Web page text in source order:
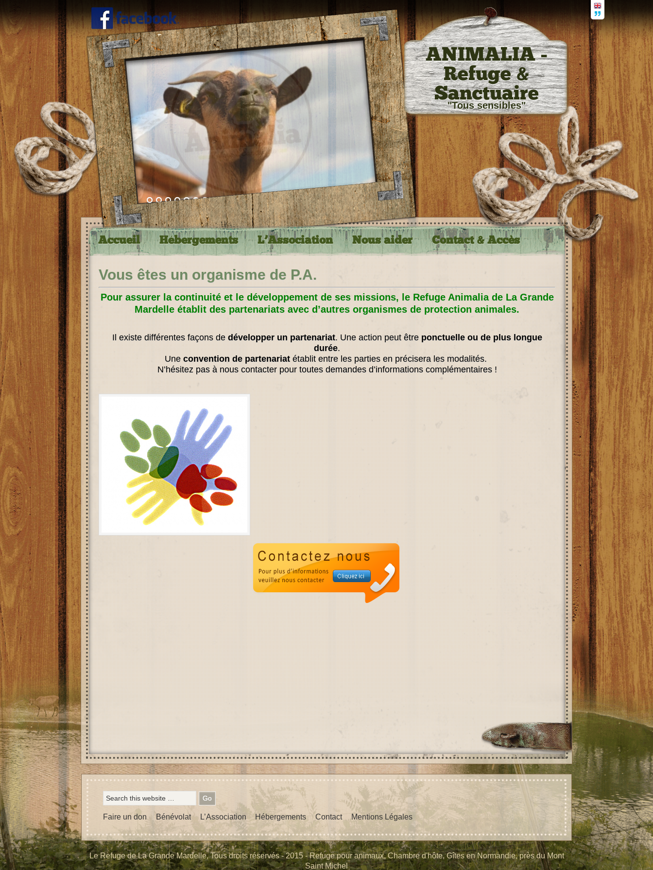
ANIMALIA -
Refuge &
Sanctuaire
"Tous sensibles"
Accueil Hébergements L’Association Nous aider Contact & Accès
Vous êtes un organisme de P.A.
Pour assurer la continuité et le développement de ses missions, le Refuge Animalia de La Grande
Mardelle établit des partenariats avec d’autres organismes de protection animales.
Il existe différentes façons de développer un partenariat. Une action peut être ponctuelle ou de plus longue
durée.
Une convention de partenariat établit entre les parties en précisera les modalités.
N’hésitez pas à nous contacter pour toutes demandes d’informations complémentaires !
Faire un don Bénévolat L’Association Hébergements Contact Mentions Légales
Le Refuge de La Grande Mardelle, Tous droits réservés - 2015 - Refuge pour animaux, Chambre d'hôte, Gîtes en Normandie, près du Mont
Saint Michel